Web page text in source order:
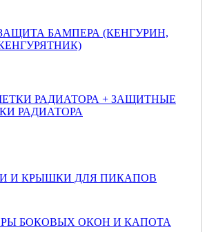
БАМПЕРА (КЕНГУРИН,
РАДИАТОРА + ЗАЩИТНЫЕ
РАДИАТОРА
И КРЫШКИ ДЛЯ ПИКАПОВ
БОКОВЫХ ОКОН И КАПОТА